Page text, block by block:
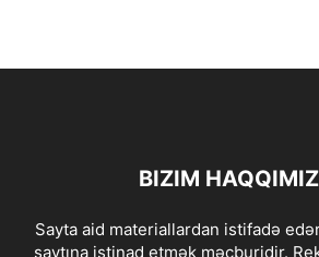
BIZIM
Sayta aid materiallardan istifadə
saytına istinad etmək məcburidir.